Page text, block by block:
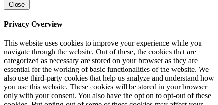
Close
Privacy Overview
This website uses cookies to improve your experience while you
navigate through the website. Out of these, the cookies that are
categorized as necessary are stored on your browser as they are
essential for the working of basic functionalities of the website. We
also use third-party cookies that help us analyze and understand how
you use this website. These cookies will be stored in your browser
only with your consent. You also have the option to opt-out of these